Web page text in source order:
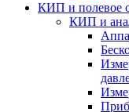
КИП и полевое
КИП и